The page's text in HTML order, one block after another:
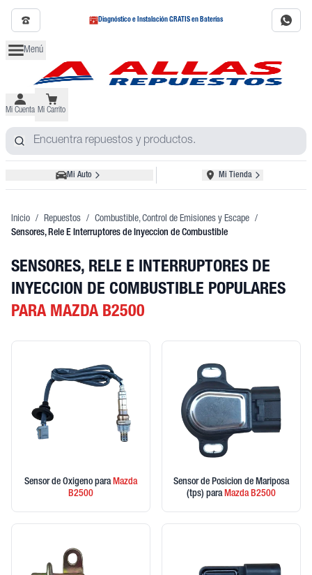
Diagnóstico e Instalación GRATIS en Baterías
Menú
Mi Cuenta Mi Carrito
Mi Auto Mi Tienda
Inicio / Repuestos / Combustible, Control de Emisiones y Escape /
Sensores, Rele E Interruptores de Inyeccion de Combustible
SENSORES, RELE E INTERRUPTORES DE
INYECCION DE COMBUSTIBLE POPULARES
PARA MAZDA B2500
Sensor de Oxigeno paraMazda
B2500
Sensor de Posicion de Mariposa
(tps) paraMazdaB2500